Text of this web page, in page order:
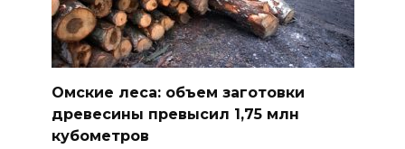
Омские леса: объем заготовки
древесины превысил 1,75 млн
кубометров